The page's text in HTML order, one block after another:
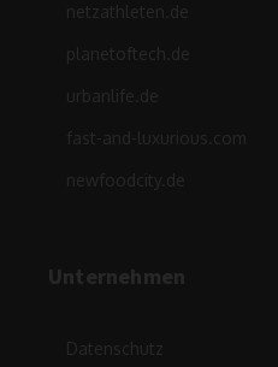
netzathleten.de
planetoftech.de
urbanlife.de
fast-and-luxurious.com
newfoodcity.de
Unternehmen
Datenschutz